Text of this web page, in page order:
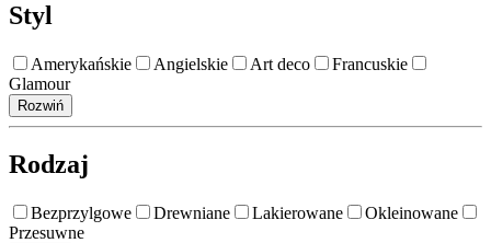
Styl
Amerykańskie Angielskie Art deco
Francuskie
Glamour
Rozwiń
Rodzaj
Bezprzylgowe Drewniane Lakierowane
Okleinowane
Przesuwne